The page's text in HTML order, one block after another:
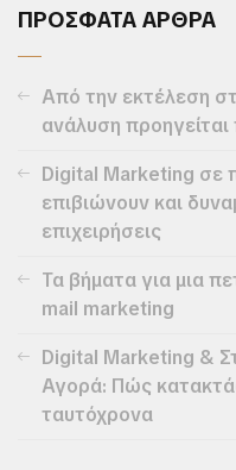
ΠΡΟΣΦΑΤΑ ΑΡΘΡΑ
Από την εκτέλεση
ανάλυση
Digital Marketing σε
επιβιώνουν και
επιχειρήσεις
Τα βήματα για μια
mail marketing
Digital Marketing &
Αγορά: Πώς
ταυτόχρονα